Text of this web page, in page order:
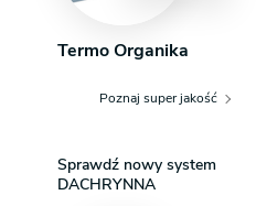
Termo Organika
Poznaj super jakość
Sprawdź nowy system
DACHRYNNA